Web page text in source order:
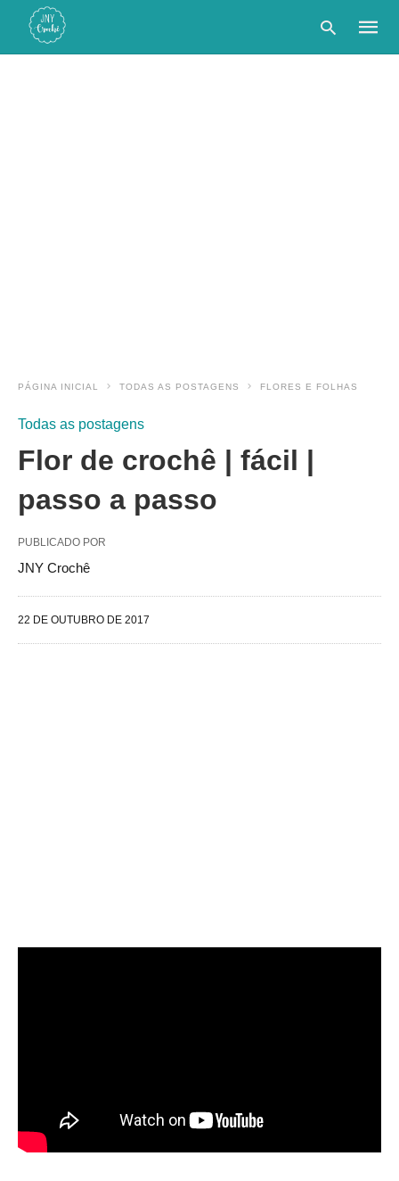
PÁGINA INICIAL TODAS AS POSTAGENS FLORES E FOLHAS
Todas as postagens
Flor de crochê | fácil |
passo a passo
PUBLICADO POR
JNY Crochê
22 DE OUTUBRO DE 2017